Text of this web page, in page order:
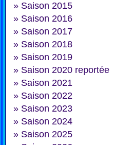
» Saison 2015
» Saison 2016
» Saison 2017
» Saison 2018
» Saison 2019
» Saison 2020 reportée
» Saison 2021
» Saison 2022
» Saison 2023
» Saison 2024
» Saison 2025